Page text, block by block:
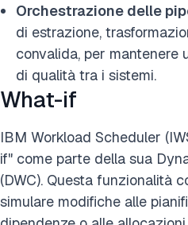
Orchestrazione delle
di estrazione,
convalida, per mantenere
di qualità tra i sistemi.
What-if
IBM Workload Scheduler
if" come parte della sua
(DWC). Questa funzionalità
simulare modifiche alle